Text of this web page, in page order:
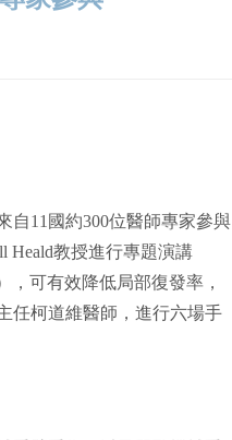
自11國約300位醫師專家參與
Heald教授進行專題演講
，可有效降低局部復發率，
任柯道維醫師，進行六場手